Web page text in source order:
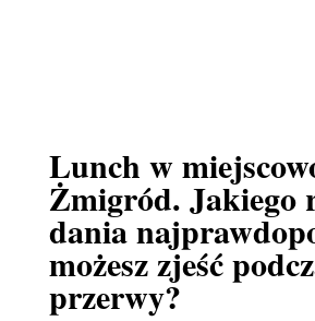
Lunch w
Żmigród. Jakiego
dania
możesz zjeść
przerwy?